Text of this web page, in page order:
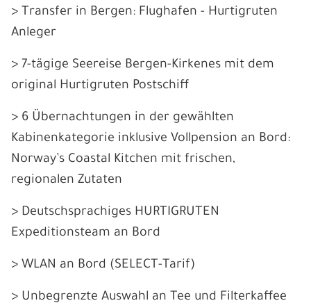
> Transfer in Bergen: Flughafen - Hurtigruten
Anleger
> 7-tägige Seereise Bergen-Kirkenes mit dem
original Hurtigruten Postschiff
> 6 Übernachtungen in der gewählten
Kabinenkategorie inklusive Vollpension an Bord:
Norway’s Coastal Kitchen mit frischen,
regionalen Zutaten
> Deutschsprachiges HURTIGRUTEN
Expeditionsteam an Bord
> WLAN an Bord (SELECT-Tarif)
> Unbegrenzte Auswahl an Tee und Filterkaffee